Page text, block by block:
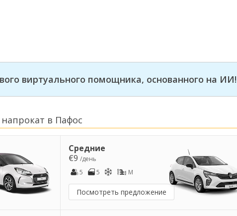
виртуального помощника, основанного на ИИ!
в Пафос
Средние
€9/день
5
5 M
Посмотреть предложение